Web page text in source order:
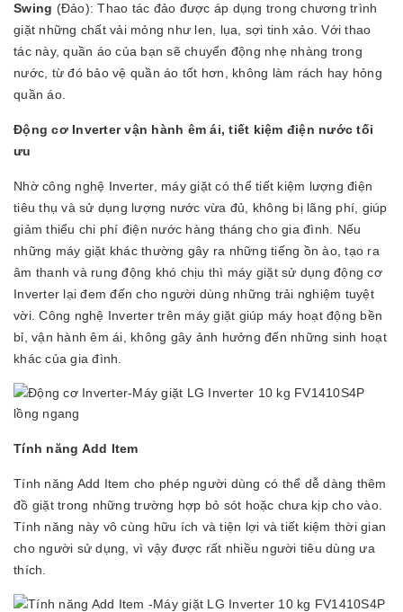
Swing (Đảo): Thao tác đảo được áp dụng trong chương trình
giặt những chất vải mỏng như len, lụa, sợi tinh xảo. Với thao
tác này, quần áo của bạn sẽ chuyển động nhẹ nhàng trong
nước, từ đó bảo vệ quần áo tốt hơn, không làm rách hay hỏng
quần áo.
Động cơ Inverter vận hành êm ái, tiết kiệm điện nước tối
ưu
Nhờ công nghệ Inverter, máy giặt có thể tiết kiệm lượng điện
tiêu thụ và sử dụng lượng nước vừa đủ, không bị lãng phí, giúp
giảm thiểu chi phí điện nước hàng tháng cho gia đình. Nếu
những máy giặt khác thường gây ra những tiếng ồn ào, tạo ra
âm thanh và rung động khó chịu thì máy giặt sử dụng động cơ
Inverter lại đem đến cho người dùng những trải nghiệm tuyệt
vời. Công nghệ Inverter trên máy giặt giúp máy hoạt động bền
bỉ, vận hành êm ái, không gây ảnh hưởng đến những sinh hoạt
khác của gia đình.
Tính năng Add Item
Tính năng Add Item cho phép người dùng có thể dễ dàng thêm
đồ giặt trong những trường hợp bỏ sót hoặc chưa kịp cho vào.
Tính năng này vô cùng hữu ích và tiện lợi và tiết kiệm thời gian
cho người sử dụng, vì vậy được rất nhiều người tiêu dùng ưa
thích.